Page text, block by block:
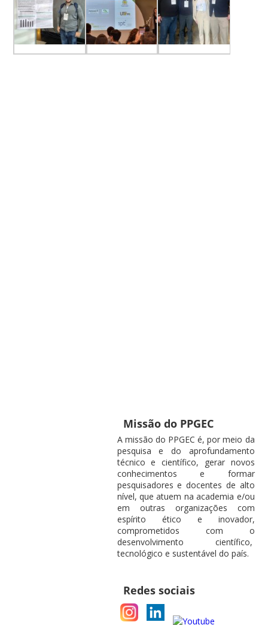
Missão do PPGEC
A missão do PPGEC é, por meio da
pesquisa e do aprofundamento
técnico e científico, gerar novos
conhecimentos e formar
pesquisadores e docentes de alto
nível, que atuem na academia e/ou
em outras organizações com
espírito ético e inovador,
comprometidos com o
desenvolvimento científico,
tecnológico e sustentável do país.
Redes sociais